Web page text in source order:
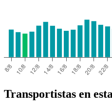
Transportistas en